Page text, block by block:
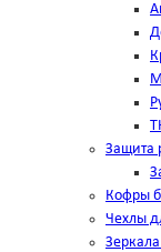
Защита
Кофры
Чехлы